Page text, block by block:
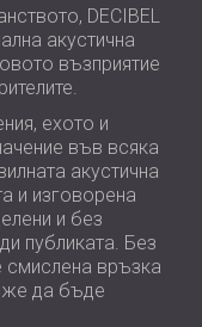
АКУСТИЧНИ
ДАННИ
DECIBEL
акустична
възприятие
ехото и
във всяка
акустична
и изговорена
и без
публиката. Без
смислена връзка
да бъде